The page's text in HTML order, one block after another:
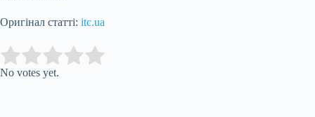
Оригінал статті: itc.ua
Rate this item:
No votes yet.